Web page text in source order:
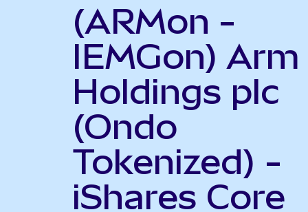
(ARMon -
IEMGon) Arm
Holdings plc
(Ondo
Tokenized) -
iShares Core